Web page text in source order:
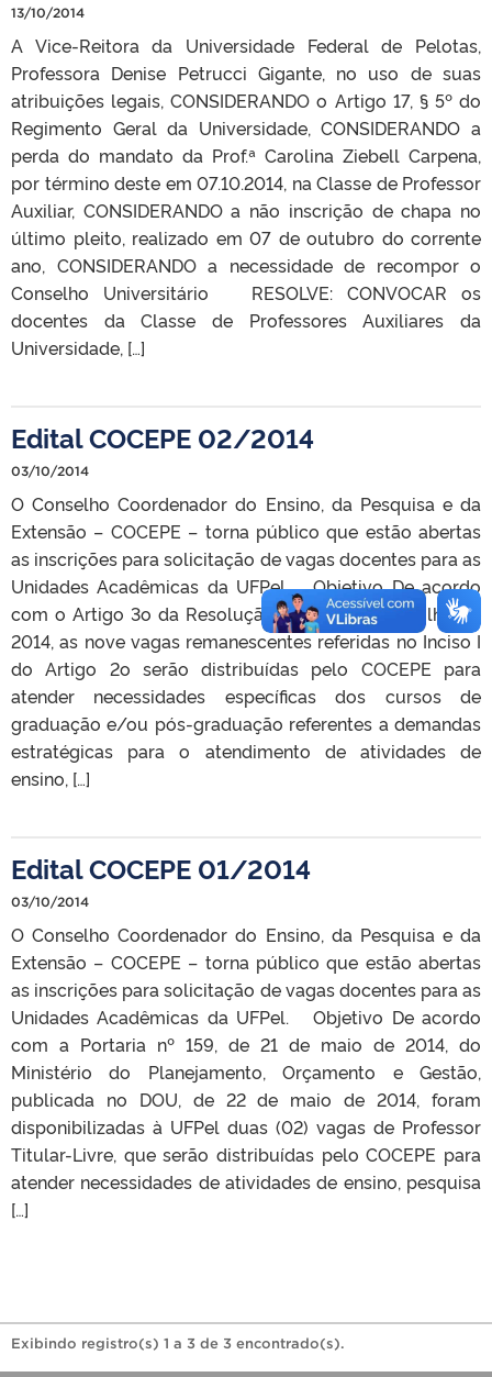
13/10/2014
A Vice-Reitora da Universidade Federal de Pelotas,
Professora Denise Petrucci Gigante, no uso de suas
atribuições legais, CONSIDERANDO o Artigo 17, § 5º do
Regimento Geral da Universidade, CONSIDERANDO a
perda do mandato da Prof.ª Carolina Ziebell Carpena,
por término deste em 07.10.2014, na Classe de Professor
Auxiliar, CONSIDERANDO a não inscrição de chapa no
último pleito, realizado em 07 de outubro do corrente
ano, CONSIDERANDO a necessidade de recompor o
Conselho Universitário RESOLVE: CONVOCAR os
docentes da Classe de Professores Auxiliares da
Universidade, […]
Edital COCEPE 02/2014
03/10/2014
O Conselho Coordenador do Ensino, da Pesquisa e da
Extensão – COCEPE – torna público que estão abertas
as inscrições para solicitação de vagas docentes para as
Unidades Acadêmicas da UFPel. Objetivo De acordo
com o Artigo 3o da Resolução nº 17, de 24 de julho de
2014, as nove vagas remanescentes referidas no Inciso I
do Artigo 2o serão distribuídas pelo COCEPE para
atender necessidades específicas dos cursos de
graduação e/ou pós-graduação referentes a demandas
estratégicas para o atendimento de atividades de
ensino, […]
Edital COCEPE 01/2014
03/10/2014
O Conselho Coordenador do Ensino, da Pesquisa e da
Extensão – COCEPE – torna público que estão abertas
as inscrições para solicitação de vagas docentes para as
Unidades Acadêmicas da UFPel. Objetivo De acordo
com a Portaria nº 159, de 21 de maio de 2014, do
Ministério do Planejamento, Orçamento e Gestão,
publicada no DOU, de 22 de maio de 2014, foram
disponibilizadas à UFPel duas (02) vagas de Professor
Titular-Livre, que serão distribuídas pelo COCEPE para
atender necessidades de atividades de ensino, pesquisa
[…]
Exibindo registro(s) 1 a 3 de 3 encontrado(s).